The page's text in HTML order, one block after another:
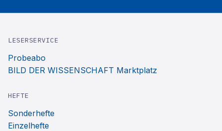
LESERSERVICE
Probeabo
BILD DER WISSENSCHAFT Marktplatz
HEFTE
Sonderhefte
Einzelhefte